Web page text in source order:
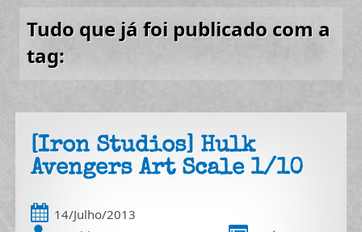
Tudo que já foi publicado com a
tag:
[Iron Studios] Hulk
Avengers Art Scale 1/10
14/Julho/2013